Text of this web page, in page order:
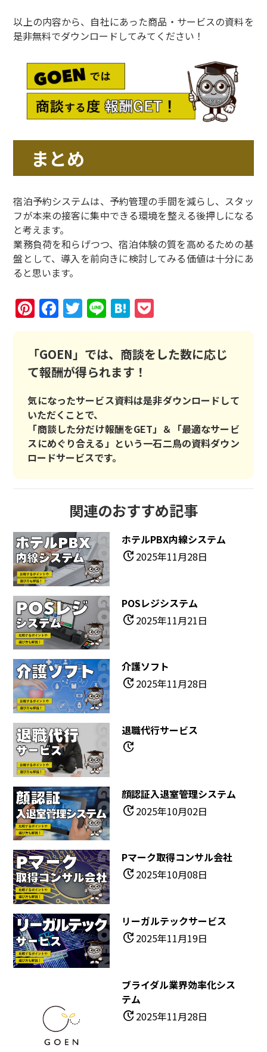
以上の内容から、自社にあった商品・サービスの資料を
是非無料でダウンロードしてみてください！
まとめ
宿泊予約システムは、予約管理の手間を減らし、スタッ
フが本来の接客に集中できる環境を整える後押しになる
と考えます。
業務負荷を和らげつつ、宿泊体験の質を高めるための基
盤として、導入を前向きに検討してみる価値は十分にあ
ると思います。
Pinterest
Facebook
Twitter
LineHatena
「GOEN」では、商談をした数に応じ
て報酬が得られます！
気になったサービス資料は是非ダウンロードして
いただくことで、
「商談した分だけ報酬をGET」＆「最適なサービ
スにめぐり合える」という一石二鳥の資料ダウン
ロードサービスです。
関連のおすすめ記事
ホテルPBX内線システム
update2025年11月28日
POSレジシステム
update2025年11月21日
介護ソフト
update2025年11月28日
退職代行サービス
update
顔認証入退室管理システム
update2025年10月02日
Pマーク取得コンサル会社
update2025年10月08日
リーガルテックサービス
update2025年11月19日
ブライダル業界効率化シス
テム
update2025年11月28日